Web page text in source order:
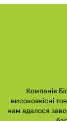
Компанія
високоякісні
нам вдалося